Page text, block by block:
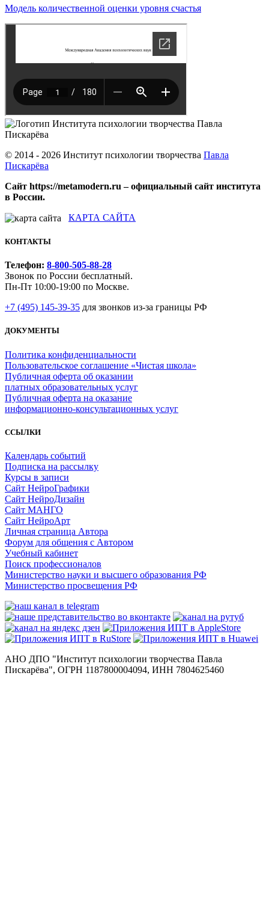
Модель количественной оценки уровня счастья
© 2014 - 2026 Институт психологии творчества Павла
Пискарёва
Сайт https://metamodern.ru – официальный сайт института
в России.
КАРТА САЙТА
КОНТАКТЫ
Телефон: 8-800-505-88-28
Звонок по России бесплатный.
Пн-Пт 10:00-19:00 по Москве.
+7 (495) 145-39-35 для звонков из-за границы РФ
ДОКУМЕНТЫ
Политика конфиденциальности
Пользовательское соглашение «Чистая школа»
Публичная оферта об оказании
платных образовательных услуг
Публичная оферта на оказание
информационно‑консультационных услуг
ССЫЛКИ
Календарь событий
Подписка на рассылку
Курсы в записи
Сайт НейроГрафики
Сайт НейроДизайн
Сайт МАНГО
Сайт НейроАрт
Личная страница Автора
Форум для общения с Автором
Учебный кабинет
Поиск профессионалов
Министерство науки и высшего образования РФ
Министерство просвещения РФ
АНО ДПО "Институт психологии творчества Павла
Пискарёва", ОГРН 1187800004094, ИНН 7804625460